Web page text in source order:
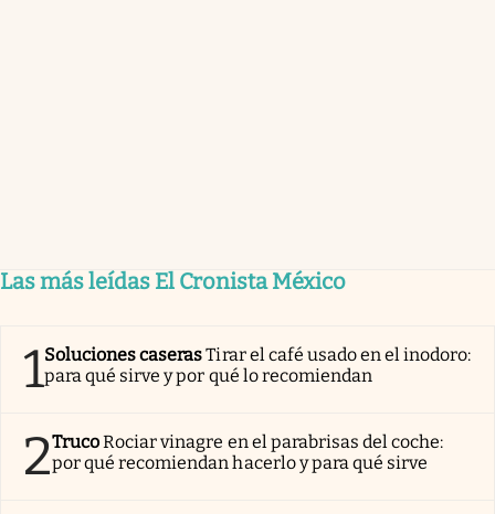
Las más leídas El Cronista México
1Soluciones caserasTirar el café usado en el inodoro:
para qué sirve y por qué lo recomiendan
2TrucoRociar vinagre en el parabrisas del coche:
por qué recomiendan hacerlo y para qué sirve